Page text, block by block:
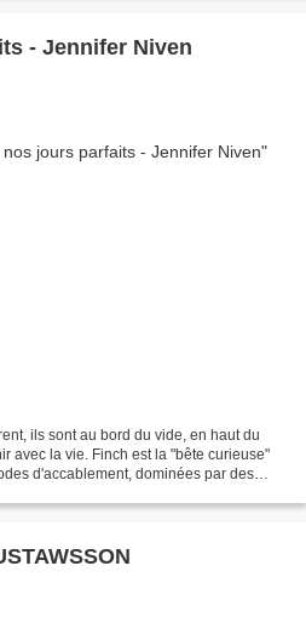
- Jennifer Niven
ils sont au bord du vide, en haut du
avec la vie. Finch est la "bête curieuse"
d'accablement, dominées par des